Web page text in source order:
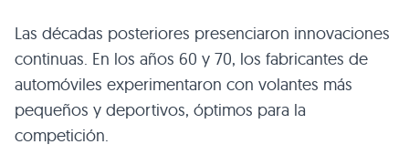
Las décadas posteriores presenciaron innovaciones
continuas. En los años 60 y 70, los fabricantes de
automóviles experimentaron con volantes más
pequeños y deportivos, óptimos para la
competición.